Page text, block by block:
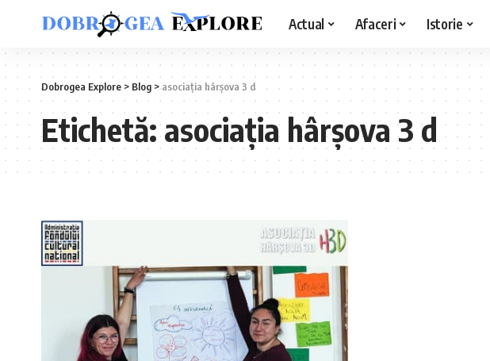
Actual Afaceri Istorie
Dobrogea Explore> Blog >asociația hârșova 3 d
Etichetă:asociația hârșova 3 d